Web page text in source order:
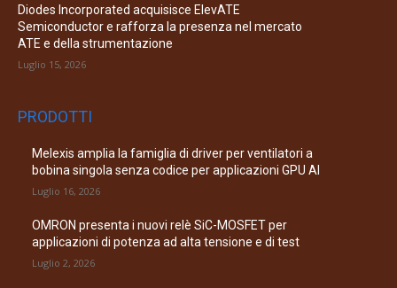
Diodes Incorporated acquisisce ElevATE
Semiconductor e rafforza la presenza nel mercato
ATE e della strumentazione
Luglio 15, 2026
PRODOTTI
Melexis amplia la famiglia di driver per ventilatori a
bobina singola senza codice per applicazioni GPU AI
Luglio 16, 2026
OMRON presenta i nuovi relè SiC-MOSFET per
applicazioni di potenza ad alta tensione e di test
Luglio 2, 2026